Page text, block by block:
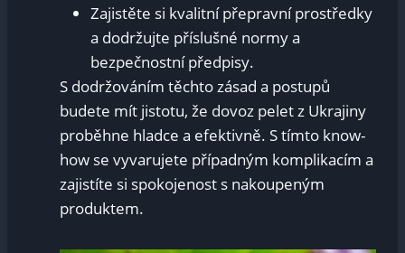
Zajistěte si kvalitní přepravní prostředky
a dodržujte příslušné normy a
bezpečnostní předpisy.
S dodržováním těchto zásad a postupů
budete mít jistotu, že dovoz pelet z Ukrajiny
proběhne hladce a efektivně. S tímto know-
how se vyvarujete případným komplikacím a
zajistíte si spokojenost s nakoupeným
produktem.